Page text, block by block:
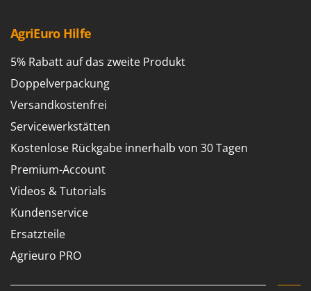
S
Sämaschinen und Düngerstreuer
Scheibenpflüge
Schneefräsen
Schneeräumer
Schrotmühlen - elektrisch
Schwader für Traktoren
Schweißgeräte
Seilwinden - Motorseilwinden
Sichelmähwerke für Traktoren
Sichelmulcher für Traktoren
GRIFO
GVS
GYS
H
HiKOKI
Honda
I
Idromatic
Il-Tec
Imperia
AgriEuro Hilfe
5% Rabatt auf das zweite Produkt
Doppelverpackung
Versandkostenfrei
Servicewerkstätten
Kostenlose Rückgabe innerhalb von 30 Tagen
Premium-Account
Videos & Tutorials
Kundenservice
Ersatzteile
Agrieuro PRO